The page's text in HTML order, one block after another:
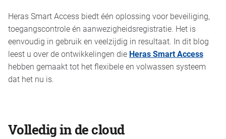
Heras Smart Access biedt één oplossing voor beveiliging,
toegangscontrole én aanwezigheidsregistratie. Het is
eenvoudig in gebruik en veelzijdig in resultaat. In dit blog
leest u over de ontwikkelingen die Heras Smart Access
hebben gemaakt tot het flexibele en volwassen systeem
dat het nu is.
Volledig in de cloud